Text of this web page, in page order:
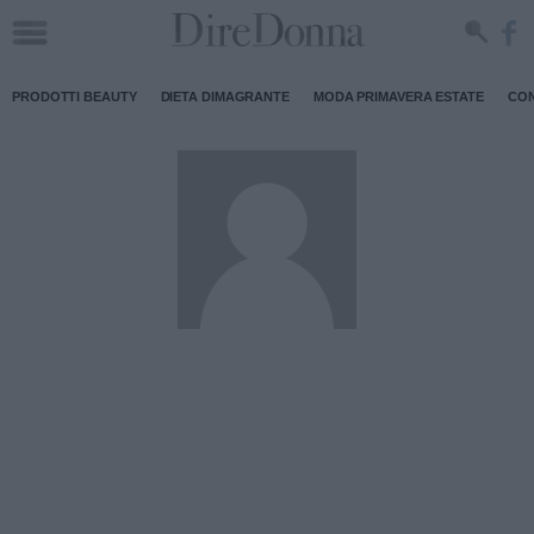
PRODOTTI BEAUTY DIETA DIMAGRANTE MODA PRIMAVERA ESTATE